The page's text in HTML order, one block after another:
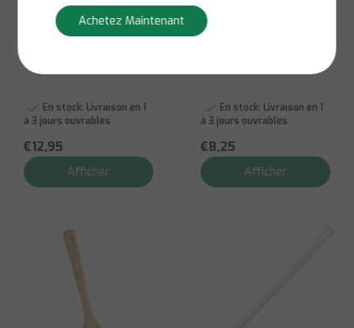
Brabantia
Brabantia Cuillère à
Acier Mat
En stock: Livraison en 1
à 3 jours ouvrables
€12,95
Afficher
Brabantia
Cuillère de Service
En stock: Livraison en 1
à 3 jours ouvrables
€8,25
Afficher
Achetez Maintenant